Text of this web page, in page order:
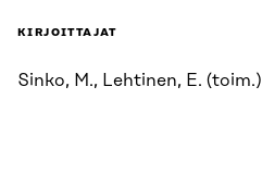
KIRJOITTAJAT
Sinko, M., Lehtinen, E. (toim.)